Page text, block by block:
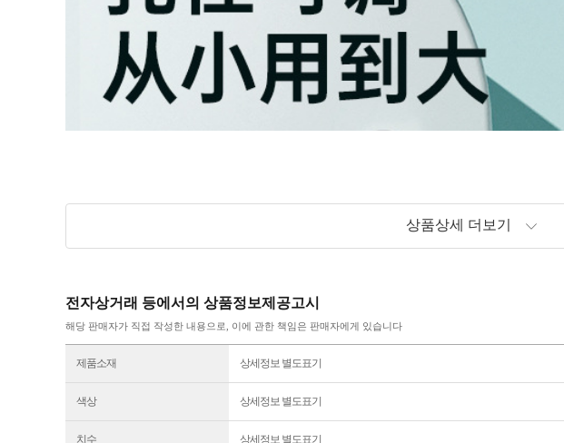
상품상세 더보기
전자상거래 등에서의 상품정보제공고시
해당 판매자가 직접 작성한 내용으로, 이에 관한 책임은 판매자에게 있습니다
제품소재 상세정보 별도표기
색상 상세정보 별도표기
치수 상세정보 별도표기